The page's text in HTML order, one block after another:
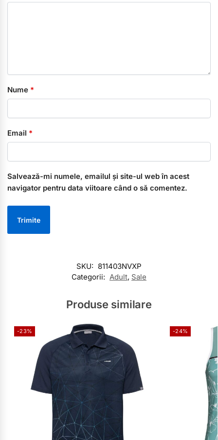
Nume *
Email *
Salvează-mi numele, emailul și site-ul web în acest
navigator pentru data viitoare când o să comentez.
SKU: 811403NVXP
Categorii: Adult, Sale
Produse similare
-23% -24%